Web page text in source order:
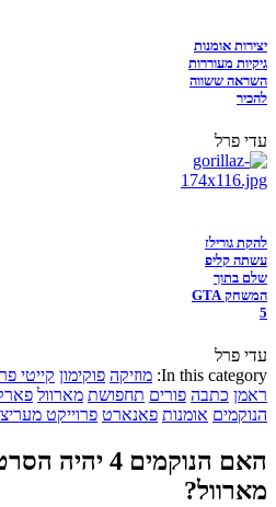
יצירות אומנות
גיקיות מעוררות
השראה ששווה
להכיר
עדי פרל
להקת גורילז
עשתה קליפ
שלם בתוך
המשחק GTA
5
עדי פרל
In this category: מוזיקה פוקימון קייטי
ראמן כתבה פורים תחפושת מארוול
הנוקמים אומנות פאנארט פרוייקט
האם הנוקמים
מארוול?